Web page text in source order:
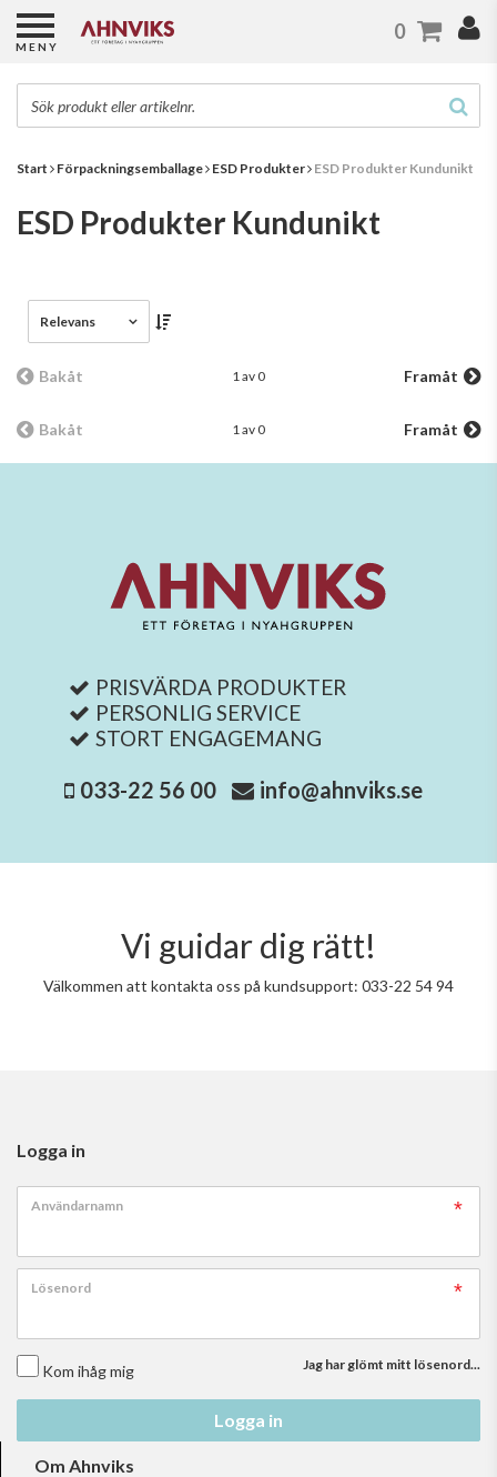
Start Förpackningsemballage ESD Produkter ESD Produkter Kundunikt
ESD Produkter Kundunikt
Relevans
Bakåt 1 av 0 Framåt
Bakåt 1 av 0 Framåt
PRISVÄRDA PRODUKTER
PERSONLIG SERVICE
STORT ENGAGEMANG
033-22 56 00 info@ahnviks.se
Vi guidar dig rätt!
Välkommen att kontakta oss på kundsupport: 033-22 54 94
Logga in
Användarnamn
Lösenord
Kom ihåg mig Jag har glömt mitt lösenord...
Logga in
Om Ahnviks
MENY
0